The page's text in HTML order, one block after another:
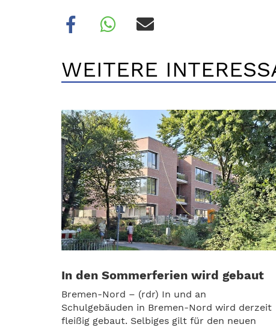
WEITERE
In den Sommerferien wird gebaut
Bremen-Nord – (rdr) In und an
Schulgebäuden in Bremen-Nord wird derzeit
fleißig gebaut. Selbiges gilt für den neuen